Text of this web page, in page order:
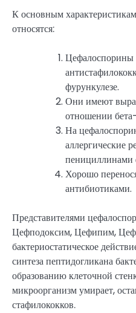
К основным
относятся:
фурункулезе.
Они имеют
отношении
На
аллергические
пенициллинами
Хорошо
антибиотиками.
Представителями
Цефподоксим, Цефипим,
бактериостатическое
синтеза пептидогликана
образованию клеточной
микроорганизм умирает,
стафилококков.